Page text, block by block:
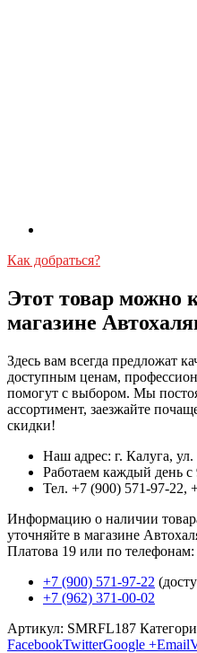
Как добраться?
Этот товар можно
магазине
Здесь вам всегда предложат
доступным ценам,
помогут с выбором. Мы
ассортимент, заезжайте
скидки!
Наш адрес: г. Калуга,
Работаем каждый день
Тел. +7 (900) 571-97-22,
Информацию о наличии
уточняйте в магазине
Платова 19 или по телефонам:
+7 (900) 571-97-22
+7 (962) 371-00-02
Артикул: SMRFL187
FacebookTwitterGoogle +Email